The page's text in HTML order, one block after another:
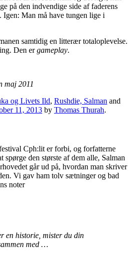
på den indvendige side af faderens
Igen: Man må have tungen lige i
samtidig en litterær totaloplevelse.
Den ergameplay.
maj 2011
og Livets Ild, Rushdie, Salman and
11, 2013 by Thomas Thurah.
Cph:lit er forbi, og forfatterne
spørge den største af dem alle, Salman
går ud på, hvordan man skriver
Vi gav ham tolv sætninger og bad
noter
en historie, mister du din
med …